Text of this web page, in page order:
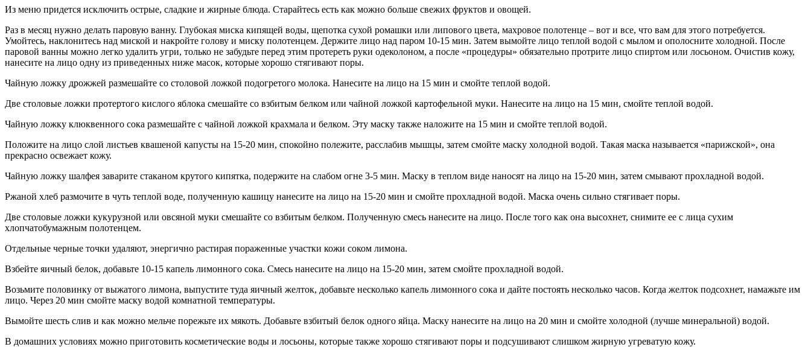
Из меню придется исключить острые, сладкие и жирные блюда. Старайтесь есть как можно больше свежих фруктов и овощей.
Раз в месяц нужно делать паровую ванну. Глубокая миска кипящей воды, щепотка сухой ромашки или липового цвета, махровое полотенце – вот и все, что вам для этого потребуется.
Умойтесь, наклонитесь над миской и накройте голову и миску полотенцем. Держите лицо над паром 10-15 мин. Затем вымойте лицо теплой водой с мылом и ополосните холодной. После
паровой ванны можно легко удалить угри, только не забудьте перед этим протереть руки одеколоном, а после «процедуры» обязательно протрите лицо спиртом или лосьоном. Очистив кожу,
нанесите на лицо одну из приведенных ниже масок, которые хорошо стягивают поры.
Чайную ложку дрожжей размешайте со столовой ложкой подогретого молока. Нанесите на лицо на 15 мин и смойте теплой водой.
Две столовые ложки протертого кислого яблока смешайте со взбитым белком или чайной ложкой картофельной муки. Нанесите на лицо на 15 мин, смойте теплой водой.
Чайную ложку клюквенного сока размешайте с чайной ложкой крахмала и белком. Эту маску также наложите на 15 мин и смойте теплой водой.
Положите на лицо слой листьев квашеной капусты на 15-20 мин, спокойно полежите, расслабив мышцы, затем смойте маску холодной водой. Такая маска называется «парижской», она
прекрасно освежает кожу.
Чайную ложку шалфея заварите стаканом крутого кипятка, подержите на слабом огне 3-5 мин. Маску в теплом виде наносят на лицо на 15-20 мин, затем смывают прохладной водой.
Ржаной хлеб размочите в чуть теплой воде, полученную кашицу нанесите на лицо на 15-20 мин и смойте прохладной водой. Маска очень сильно стягивает поры.
Две столовые ложки кукурузной или овсяной муки смешайте со взбитым белком. Полученную смесь нанесите на лицо. После того как она высохнет, снимите ее с лица сухим
хлопчатобумажным полотенцем.
Отдельные черные точки удаляют, энергично растирая пораженные участки кожи соком лимона.
Взбейте яичный белок, добавьте 10-15 капель лимонного сока. Смесь нанесите на лицо на 15-20 мин, затем смойте прохладной водой.
Возьмите половинку от выжатого лимона, выпустите туда яичный желток, добавьте несколько капель лимонного сока и дайте постоять несколько часов. Когда желток подсохнет, намажьте им
лицо. Через 20 мин смойте маску водой комнатной температуры.
Вымойте шесть слив и как можно мельче порежьте их мякоть. Добавьте взбитый белок одного яйца. Маску нанесите на лицо на 20 мин и смойте холодной (лучше минеральной) водой.
В домашних условиях можно приготовить косметические воды и лосьоны, которые также хорошо стягивают поры и подсушивают слишком жирную угреватую кожу.